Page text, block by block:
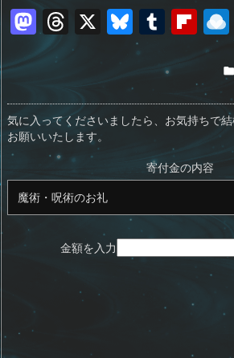
M
a
st
o
d
o
n
T
h
a
d
s
X Bl
u
sk
y
T
m
bl
r
Fl
ip
o
ar

気に入ってくださいましたら、お気持ちで
お願いいたします。
寄付金の内容
金額を入力